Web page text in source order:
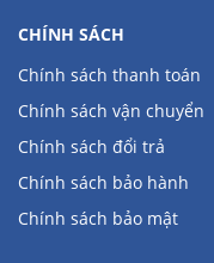
CHÍNH SÁCH
Chính sách thanh toán
Chính sách vận chuyển
Chính sách đổi trả
Chính sách bảo hành
Chính sách bảo mật